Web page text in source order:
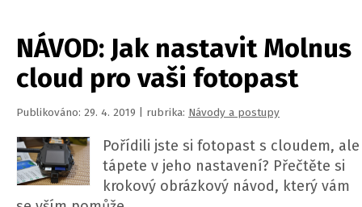
NÁVOD: Jak nastavit Molnus
cloud pro vaši fotopast
Publikováno: 29. 4. 2019 | rubrika: Návody a postupy
Pořídili jste si fotopast s cloudem, ale
tápete v jeho nastavení? Přečtěte si
krokový obrázkový návod, který vám